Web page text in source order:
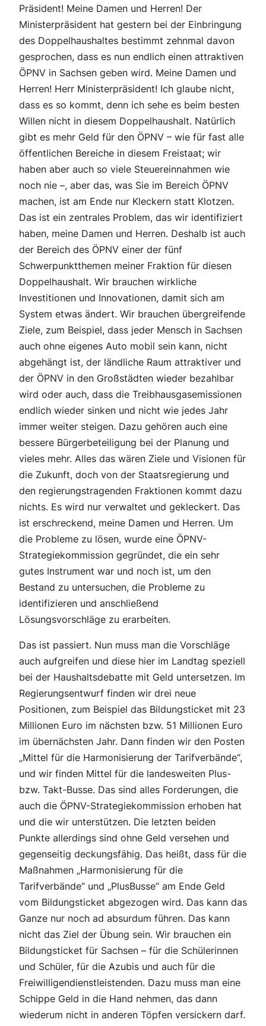
Präsident! Meine Damen und Herren! Der
Ministerpräsident hat gestern bei der Einbringung
des Doppelhaushaltes bestimmt zehnmal davon
gesprochen, dass es nun endlich einen attraktiven
ÖPNV in Sachsen geben wird. Meine Damen und
Herren! Herr Ministerpräsident! Ich glaube nicht,
dass es so kommt, denn ich sehe es beim besten
Willen nicht in diesem Doppelhaushalt. Natürlich
gibt es mehr Geld für den ÖPNV – wie für fast alle
öffentlichen Bereiche in diesem Freistaat; wir
haben aber auch so viele Steuereinnahmen wie
noch nie –, aber das, was Sie im Bereich ÖPNV
machen, ist am Ende nur Kleckern statt Klotzen.
Das ist ein zentrales Problem, das wir identifiziert
haben, meine Damen und Herren. Deshalb ist auch
der Bereich des ÖPNV einer der fünf
Schwerpunktthemen meiner Fraktion für diesen
Doppelhaushalt. Wir brauchen wirkliche
Investitionen und Innovationen, damit sich am
System etwas ändert. Wir brauchen übergreifende
Ziele, zum Beispiel, dass jeder Mensch in Sachsen
auch ohne eigenes Auto mobil sein kann, nicht
abgehängt ist, der ländliche Raum attraktiver und
der ÖPNV in den Großstädten wieder bezahlbar
wird oder auch, dass die Treibhausgasemissionen
endlich wieder sinken und nicht wie jedes Jahr
immer weiter steigen. Dazu gehören auch eine
bessere Bürgerbeteiligung bei der Planung und
vieles mehr. Alles das wären Ziele und Visionen für
die Zukunft, doch von der Staatsregierung und
den regierungstragenden Fraktionen kommt dazu
nichts. Es wird nur verwaltet und gekleckert. Das
ist erschreckend, meine Damen und Herren. Um
die Probleme zu lösen, wurde eine ÖPNV-
Strategiekommission gegründet, die ein sehr
gutes Instrument war und noch ist, um den
Bestand zu untersuchen, die Probleme zu
identifizieren und anschließend
Lösungsvorschläge zu erarbeiten.
Das ist passiert. Nun muss man die Vorschläge
auch aufgreifen und diese hier im Landtag speziell
bei der Haushaltsdebatte mit Geld untersetzen. Im
Regierungsentwurf finden wir drei neue
Positionen, zum Beispiel das Bildungsticket mit 23
Millionen Euro im nächsten bzw. 51 Millionen Euro
im übernächsten Jahr. Dann finden wir den Posten
„Mittel für die Harmonisierung der Tarifverbände“,
und wir finden Mittel für die landesweiten Plus-
bzw. Takt-Busse. Das sind alles Forderungen, die
auch die ÖPNV-Strategiekommission erhoben hat
und die wir unterstützen. Die letzten beiden
Punkte allerdings sind ohne Geld versehen und
gegenseitig deckungsfähig. Das heißt, dass für die
Maßnahmen „Harmonisierung für die
Tarifverbände“ und „PlusBusse“ am Ende Geld
vom Bildungsticket abgezogen wird. Das kann das
Ganze nur noch ad absurdum führen. Das kann
nicht das Ziel der Übung sein. Wir brauchen ein
Bildungsticket für Sachsen – für die Schülerinnen
und Schüler, für die Azubis und auch für die
Freiwilligendienstleistenden. Dazu muss man eine
Schippe Geld in die Hand nehmen, das dann
wiederum nicht in anderen Töpfen versickern darf.